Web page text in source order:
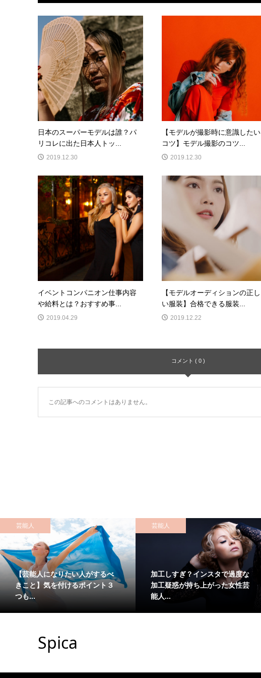
日本のスーパーモデルは誰？パ
リコレに出た日本人トッ...
2019.12.30
【モデルが撮影時に意識したい
コツ】モデル撮影のコツ...
2019.12.30
イベントコンパニオン仕事内容
や給料とは？おすすめ事...
2019.04.29
【モデルオーディションの正し
い服装】合格できる服装...
2019.12.22
コメント ( 0 )
この記事へのコメントはありません。
芸能人
【芸能人になりたい人がするべ
きこと】気を付けるポイント３
つも...
芸能人
加工しすぎ？インスタで過度な
加工疑惑が持ち上がった女性芸
能人...
Spica